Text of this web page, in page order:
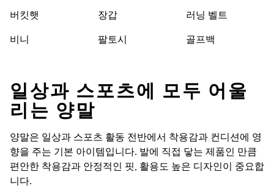
버킷햇
비니
장갑
팔토시
러닝 벨트
골프백
일상과 스포츠에 모두 어울
리는 양말
양말은 일상과 스포츠 활동 전반에서 착용감과 컨디션에 영
향을 주는 기본 아이템입니다. 발에 직접 닿는 제품인 만큼
편안한 착용감과 안정적인 핏, 활용도 높은 디자인이 중요합
니다.